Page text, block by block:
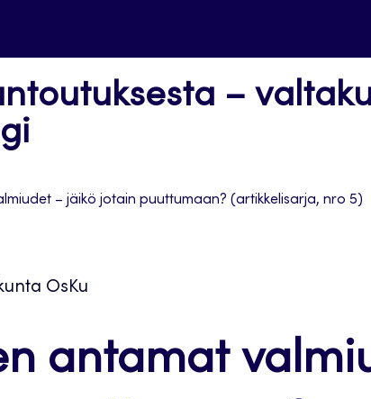
–
– jäikö jotain puuttumaan? (artikkelisarja, nro 5)
OsKu
antamat